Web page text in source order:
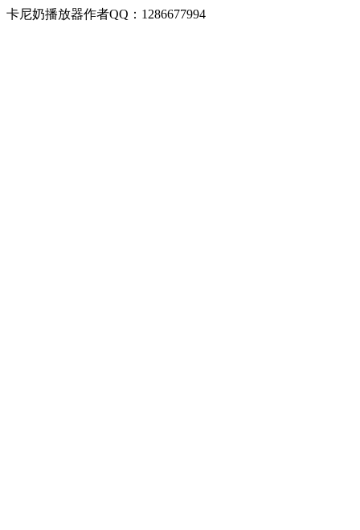
卡尼奶播放器作者QQ：1286677994